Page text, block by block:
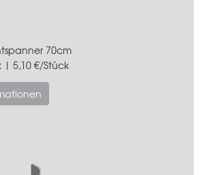
70cm
| 5,10 €/Stück